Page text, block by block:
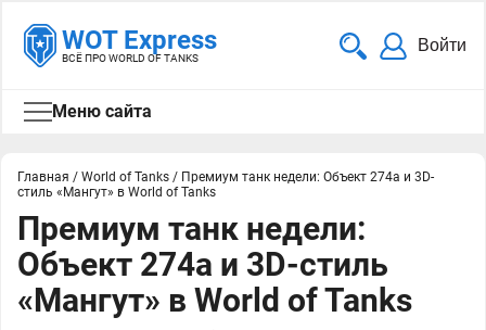
WOT Express
ВСЁ ПРО WORLD OF TANKS
Войти
Меню сайта
Главная / World of Tanks / Премиум танк недели: Объект 274а и 3D-
стиль «Мангут» в World of Tanks
Премиум танк недели:
Объект 274а и 3D-стиль
«Мангут» в World of Tanks